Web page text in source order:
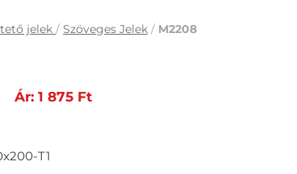
jelek / Szöveges Jelek / M2208
Ár: 1 875 Ft
T1